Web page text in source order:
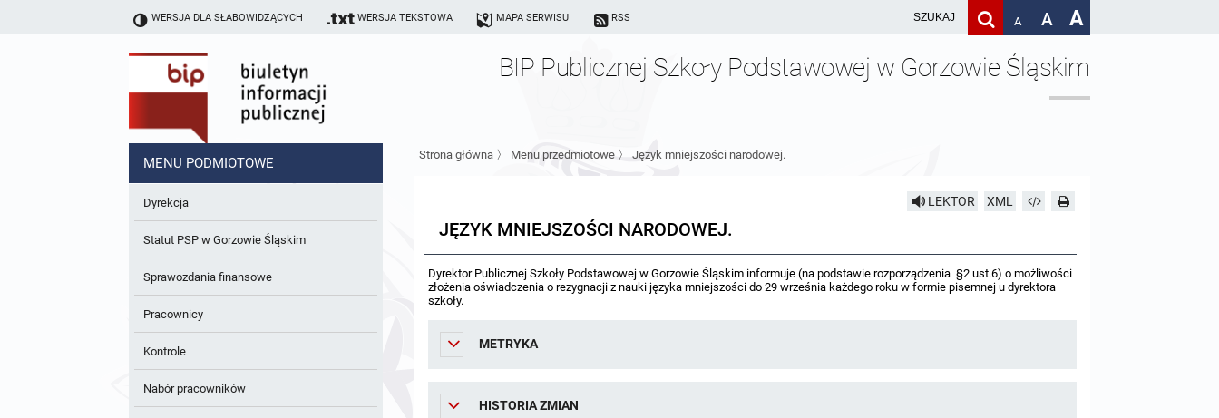
WERSJA DLA SŁABOWIDZĄCYCH WERSJA TEKSTOWA MAPA SERWISU RSS A A A
BIP Publicznej Szkoły Podstawowej w Gorzowie Śląskim
MENU PODMIOTOWE
Dyrekcja
Statut PSP w Gorzowie Śląskim
Sprawozdania finansowe
Pracownicy
Kontrole
Nabór pracowników
Strona główna 〉 Menu przedmiotowe 〉 Język mniejszości narodowej.
LEKTOR XML
JĘZYK MNIEJSZOŚCI NARODOWEJ.
Dyrektor Publicznej Szkoły Podstawowej w Gorzowie Śląskim informuje (na podstawie rozporządzenia §2 ust.6) o możliwości
złożenia oświadczenia o rezygnacji z nauki języka mniejszości do 29 września każdego roku w formie pisemnej u dyrektora
szkoły.
METRYKA
HISTORIA ZMIAN